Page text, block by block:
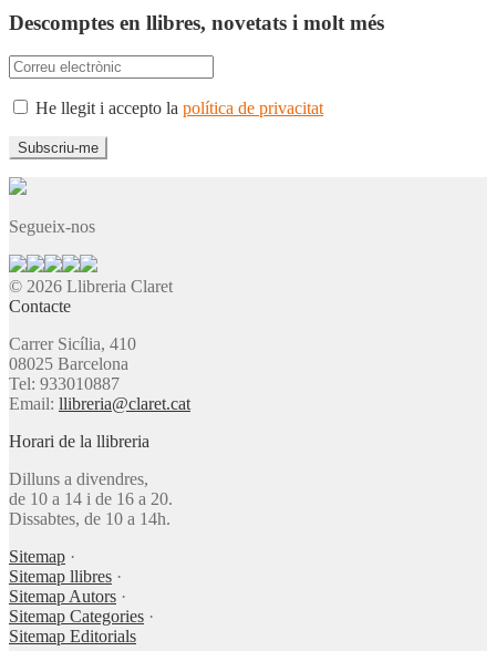
Descomptes en llibres, novetats i molt més
He llegit i accepto la política de privacitat
Segueix-nos
© 2026 Llibreria Claret
Contacte
Carrer Sicília, 410
08025 Barcelona
Tel: 933010887
Email: llibreria@claret.cat
Horari de la llibreria
Dilluns a divendres,
de 10 a 14 i de 16 a 20.
Dissabtes, de 10 a 14h.
Sitemap ·
Sitemap llibres ·
Sitemap Autors ·
Sitemap Categories ·
Sitemap Editorials